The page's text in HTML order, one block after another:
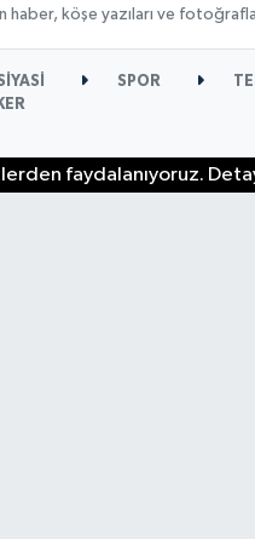
haber, köşe yazıları ve
SPOR
faydalanıyoruz.